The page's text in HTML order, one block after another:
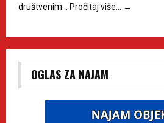
društvenim… Pročitaj više… →
OGLAS ZA NAJAM